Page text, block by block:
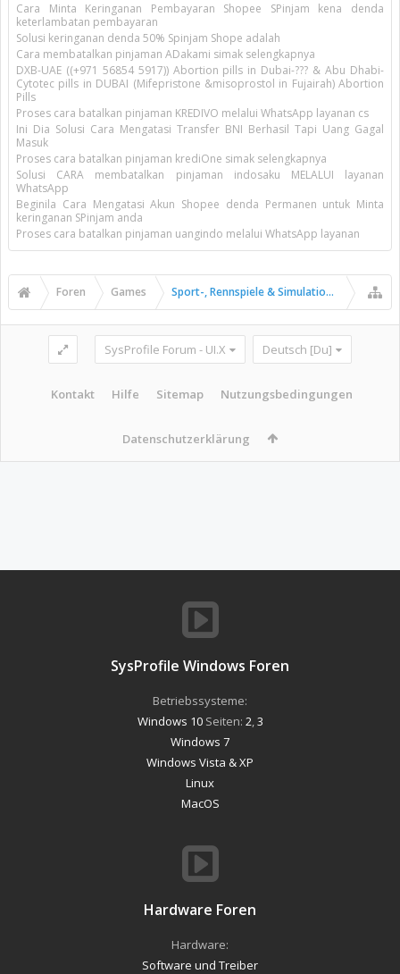
Cara Minta Keringanan Pembayaran Shopee SPinjam kena denda
keterlambatan pembayaran
Solusi keringanan denda 50% Spinjam Shope adalah
Cara membatalkan pinjaman ADakami simak selengkapnya
DXB-UAE ((+971 56854 5917)) Abortion pills in Dubai-??? & Abu Dhabi-
Cytotec pills in DUBAI (Mifepristone &misoprostol in Fujairah) Abortion
Pills
Proses cara batalkan pinjaman KREDIVO melalui WhatsApp layanan cs
Ini Dia Solusi Cara Mengatasi Transfer BNI Berhasil Tapi Uang Gagal
Masuk
Proses cara batalkan pinjaman krediOne simak selengkapnya
Solusi CARA membatalkan pinjaman indosaku MELALUI layanan
WhatsApp
Beginila Cara Mengatasi Akun Shopee denda Permanen untuk Minta
keringanan SPinjam anda
Proses cara batalkan pinjaman uangindo melalui WhatsApp layanan
Foren Games Sport-, Rennspiele & Simulationen
SysProfile Forum - UI.X Deutsch [Du]
Kontakt Hilfe Sitemap Nutzungsbedingungen
Datenschutzerklärung
SysProfile Windows Foren
Betriebssysteme:
Windows 10Seiten: 2 3
Windows 7
Windows Vista & XP
Linux
MacOS
Hardware Foren
Hardware:
Software und Treiber